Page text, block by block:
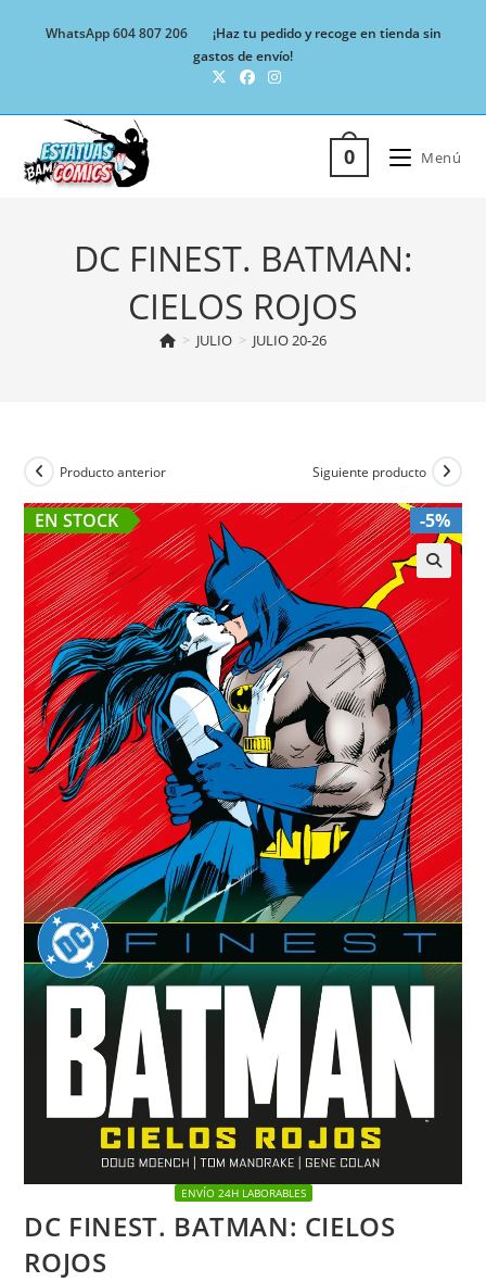
WhatsApp 604 807 206
¡Haz tu pedido y recoge en tienda sin
gastos de envío!
0 Menú
DC FINEST. BATMAN:
CIELOS ROJOS
> JULIO > JULIO 20-26
Producto anterior Siguiente producto
EN STOCK -5%
ENVÍO 24H LABORABLES
DC FINEST. BATMAN: CIELOS
ROJOS